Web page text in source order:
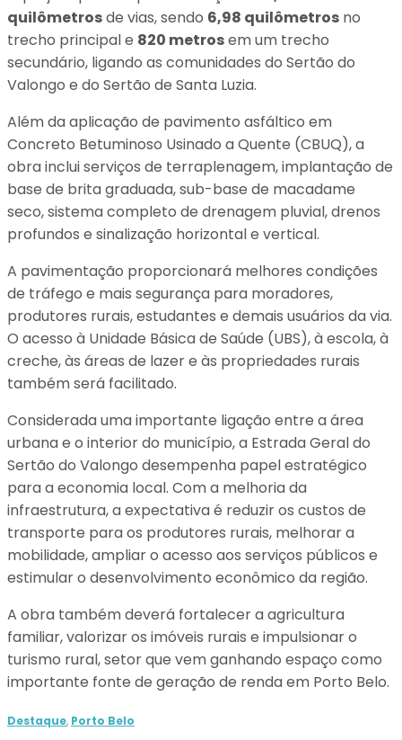
quilômetrosde vias, sendo 6,98 quilômetros no
trecho principal e 820 metrosem um trecho
secundário, ligando as comunidades do Sertão do
Valongo e do Sertão de Santa Luzia.
Além da aplicação de pavimento asfáltico em
Concreto Betuminoso Usinado a Quente (CBUQ), a
obra inclui serviços de terraplenagem, implantação de
base de brita graduada, sub-base de macadame
seco, sistema completo de drenagem pluvial, drenos
profundos e sinalização horizontal e vertical.
A pavimentação proporcionará melhores condições
de tráfego e mais segurança para moradores,
produtores rurais, estudantes e demais usuários da via.
O acesso à Unidade Básica de Saúde (UBS), à escola, à
creche, às áreas de lazer e às propriedades rurais
também será facilitado.
Considerada uma importante ligação entre a área
urbana e o interior do município, a Estrada Geral do
Sertão do Valongo desempenha papel estratégico
para a economia local. Com a melhoria da
infraestrutura, a expectativa é reduzir os custos de
transporte para os produtores rurais, melhorar a
mobilidade, ampliar o acesso aos serviços públicos e
estimular o desenvolvimento econômico da região.
A obra também deverá fortalecer a agricultura
familiar, valorizar os imóveis rurais e impulsionar o
turismo rural, setor que vem ganhando espaço como
importante fonte de geração de renda em Porto Belo.
Destaque, Porto Belo